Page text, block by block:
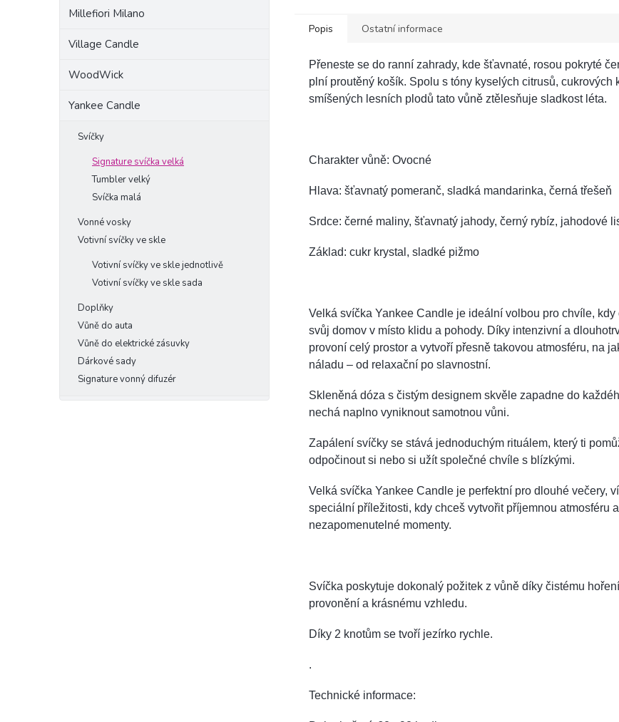
Millefiori Milano
Village Candle
WoodWick
Yankee Candle
Svíčky
Signature svíčka velká
Tumbler velký
Svíčka malá
Vonné vosky
Votivní svíčky ve skle
Votivní svíčky ve skle jednotlivě
Votivní svíčky ve skle sada
Doplňky
Vůně do auta
Vůně do elektrické zásuvky
Dárkové sady
Signature vonný difuzér
Popis Ostatní informace
Přeneste se do ranní zahrady, kde šťavnaté, rosou pokryté
plní proutěný košík. Spolu s tóny kyselých citrusů, cukrových
smíšených lesních plodů tato vůně ztělesňuje sladkost léta.
Charakter vůně: Ovocné
Hlava: šťavnatý pomeranč, sladká mandarinka, černá třešeň
Srdce: černé maliny, šťavnatý jahody, černý rybíz, jahodové
Základ: cukr krystal, sladké pižmo
Velká svíčka Yankee Candle je ideální volbou pro chvíle, kdy
svůj domov v místo klidu a pohody. Díky intenzivní a
provoní celý prostor a vytvoří přesně takovou atmosféru, na
náladu – od relaxační po slavnostní.
Skleněná dóza s čistým designem skvěle zapadne do
nechá naplno vyniknout samotnou vůni.
Zapálení svíčky se stává jednoduchým rituálem, který ti
odpočinout si nebo si užít společné chvíle s blízkými.
Velká svíčka Yankee Candle je perfektní pro dlouhé večery,
speciální příležitosti, kdy chceš vytvořit příjemnou atmosféru a
nezapomenutelné momenty.
Svíčka poskytuje dokonalý požitek z vůně díky čistému
provonění a krásnému vzhledu.
Díky 2 knotům se tvoří jezírko rychle.
.
Technické informace: